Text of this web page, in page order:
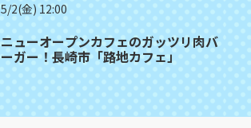
5/2(金) 12:00
ニューオープンカフェのガッツリ肉バ
ーガー！長崎市「路地カフェ」